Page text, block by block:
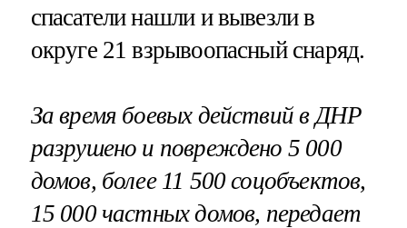
спасатели нашли и вывезли в
округе 21 взрывоопасный снаряд.
За время боевых действий в ДНР
разрушено и повреждено 5 000
домов, более 11 500 соцобъектов,
15 000 частных домов, передает